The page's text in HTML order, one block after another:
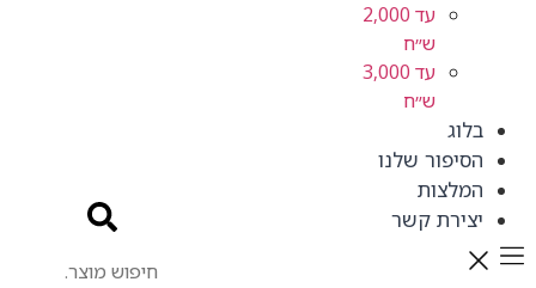
עד 2,000
ש״ח
עד 3,000
ש״ח
בלוג
הסיפור שלנו
המלצות
יצירת קשר